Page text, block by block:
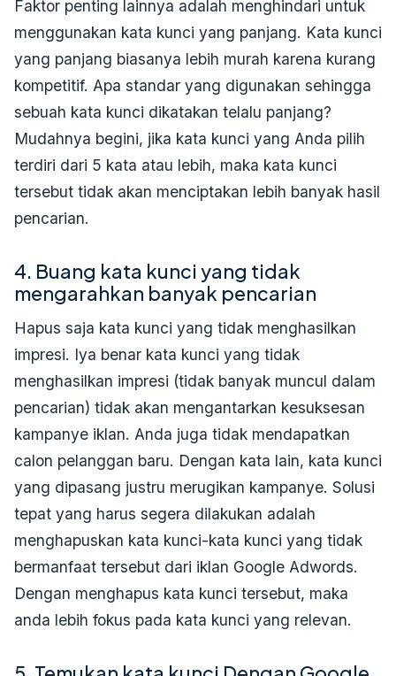
Faktor penting lainnya adalah menghindari untuk
menggunakan kata kunci yang panjang. Kata kunci
yang panjang biasanya lebih murah karena kurang
kompetitif. Apa standar yang digunakan sehingga
sebuah kata kunci dikatakan telalu panjang?
Mudahnya begini, jika kata kunci yang Anda pilih
terdiri dari 5 kata atau lebih, maka kata kunci
tersebut tidak akan menciptakan lebih banyak hasil
pencarian.
4. Buang kata kunci yang tidak
mengarahkan banyak pencarian
Hapus saja kata kunci yang tidak menghasilkan
impresi. Iya benar kata kunci yang tidak
menghasilkan impresi (tidak banyak muncul dalam
pencarian) tidak akan mengantarkan kesuksesan
kampanye iklan. Anda juga tidak mendapatkan
calon pelanggan baru. Dengan kata lain, kata kunci
yang dipasang justru merugikan kampanye. Solusi
tepat yang harus segera dilakukan adalah
menghapuskan kata kunci-kata kunci yang tidak
bermanfaat tersebut dari iklan Google Adwords.
Dengan menghapus kata kunci tersebut, maka
anda lebih fokus pada kata kunci yang relevan.